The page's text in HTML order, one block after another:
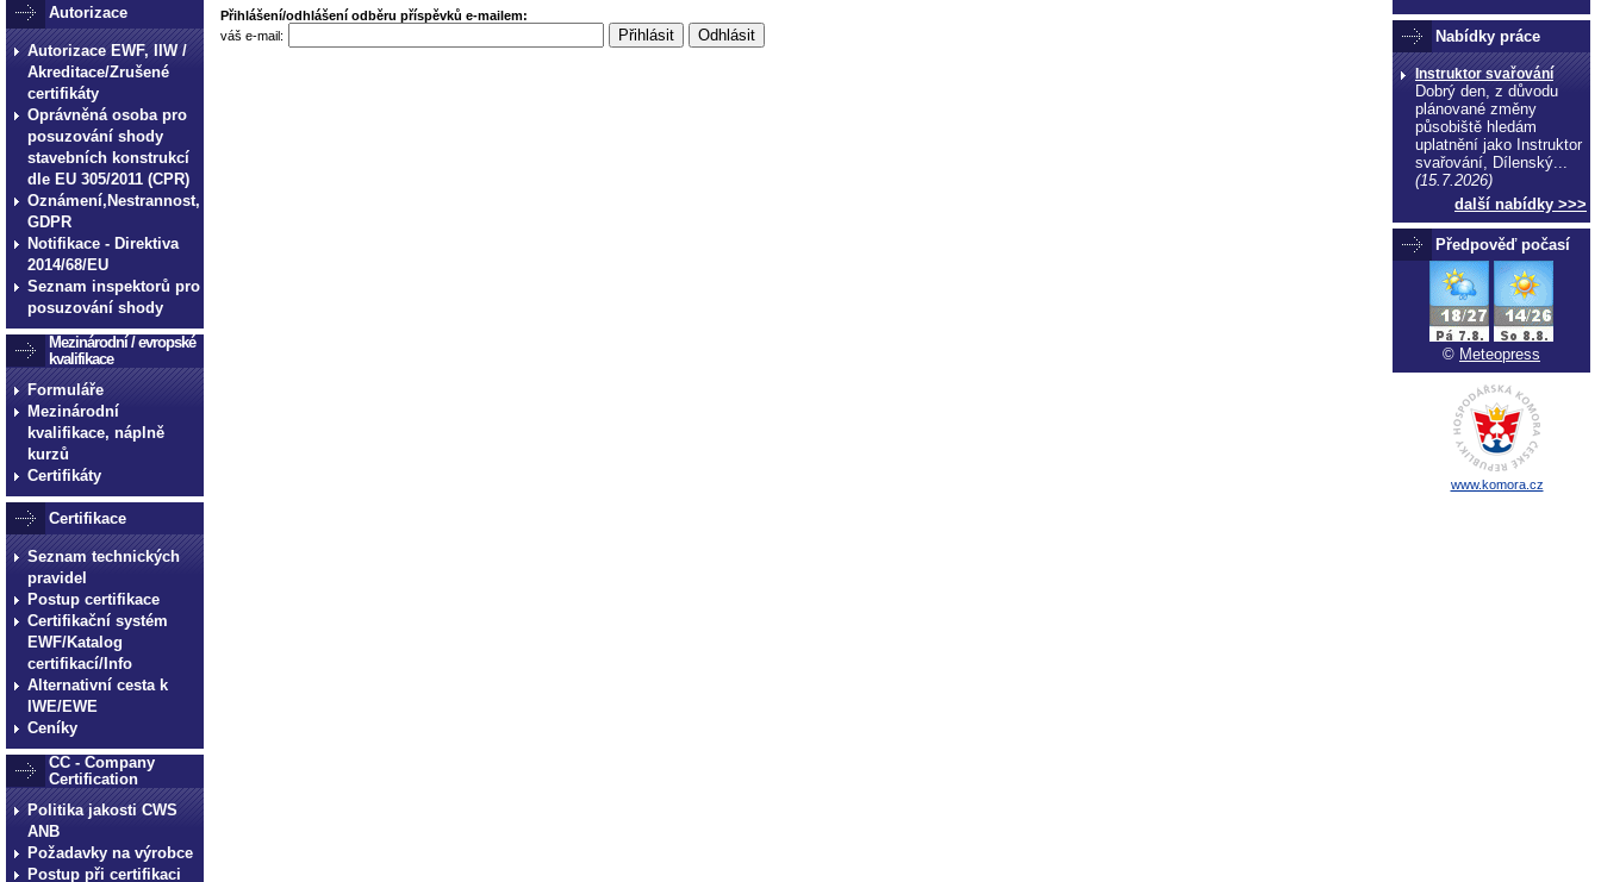
Autorizace
Autorizace EWF, IIW /
Akreditace/Zrušené
certifikáty
Oprávněná osoba pro
posuzování shody
stavebních konstrukcí
dle EU 305/2011 (CPR)
Oznámení,Nestrannost,
GDPR
Notifikace - Direktiva
2014/68/EU
Seznam inspektorů pro
posuzování shody
Mezinárodní / evropské
kvalifikace
Formuláře
Mezinárodní
kvalifikace, náplně
kurzů
Certifikáty
Certifikace
Seznam technických
pravidel
Postup certifikace
Certifikační systém
EWF/Katalog
certifikací/Info
Alternativní cesta k
IWE/EWE
Ceníky
CC - Company
Certification
Politika jakosti CWS
ANB
Požadavky na výrobce
Postup při certifikaci
Přihlášení/odhlášení odběru příspěvků e-mailem:
váš e-mail:
Nabídky práce
Instruktor svařování
Dobrý den, z důvodu
plánované změny
působiště hledám
uplatnění jako Instruktor
svařování, Dílenský...
(15.7.2026)
další nabídky >>>
Předpověď počasí
© Meteopress
www.komora.cz